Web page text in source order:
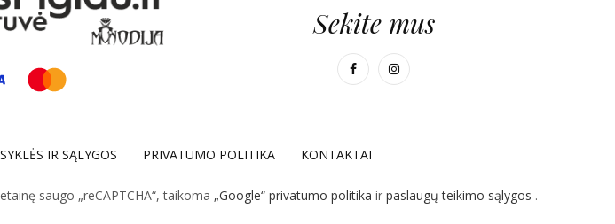
Sekite mus
IR SĄLYGOS PRIVATUMO POLITIKA KONTAKTAI
saugo „reCAPTCHA“, taikoma „Google“ privatumo politika ir paslaugų teikimo sąlygos .